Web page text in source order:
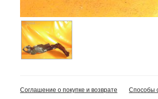
Соглашение о покупке и возврате Способы